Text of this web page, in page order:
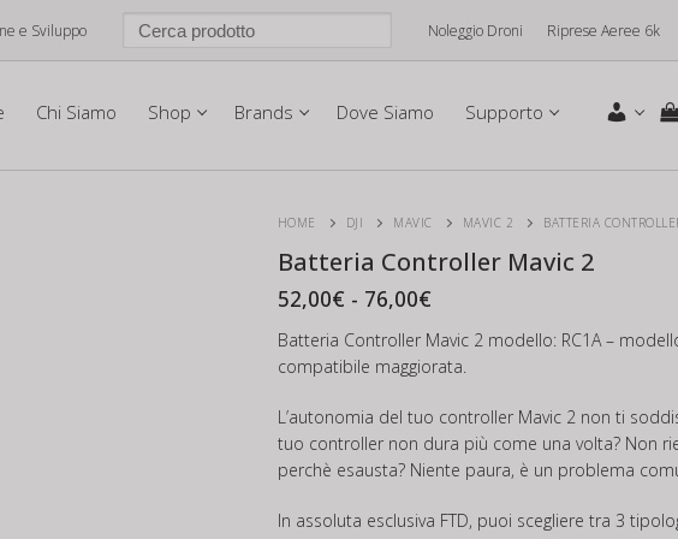
e Sviluppo Noleggio Droni Riprese Aeree 6k
Chi Siamo Shop Brands Dove Siamo Supporto
HOME DJI MAVIC MAVIC 2 BATTERIA
Batteria Controller Mavic 2
52,00€ - 76,00€Fascia
prezzo:
da
52,00€
76,00€
Batteria Controller Mavic 2 modello: RC1A –
compatibile maggiorata.
L’autonomia del tuo controller Mavic 2 non ti
tuo controller non dura più come una volta? Non
perchè esausta? Niente paura, è un problema
In assoluta esclusiva FTD, puoi scegliere tra 3